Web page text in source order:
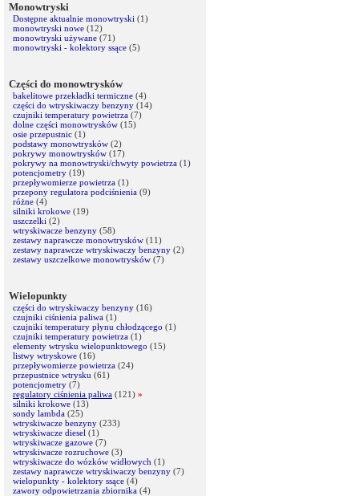
Monowtryski
Dostępne aktualnie monowtryski (1)
monowtryski nowe (12)
monowtryski używane (71)
monowtryski - kolektory ssące (5)
Części do monowtrysków
bakelitowe przekładki termiczne (4)
części do wtryskiwaczy benzyny (14)
czujniki temperatury powietrza (7)
dolne części monowtrysków (15)
osie przepustnic (1)
podstawy monowtrysków (2)
pokrywy monowtrysków (17)
pokrywy na monowtryski/chwyty powietrza (1)
potencjometry (19)
przepływomierze powietrza (1)
przepony regulatora podciśnienia (9)
różne (4)
silniki krokowe (19)
uszczelki (2)
wtryskiwacze benzyny (58)
zestawy naprawcze monowtrysków (11)
zestawy naprawcze wtryskiwaczy benzyny (2)
zestawy uszczelkowe monowtrysków (7)
Wielopunkty
części do wtryskiwaczy benzyny (16)
czujniki ciśnienia paliwa (1)
czujniki temperatury płynu chłodzącego (1)
czujniki temperatury powietrza (1)
elementy wtrysku wielopunktowego (15)
listwy wtryskowe (16)
przepływomierze powietrza (24)
przepustnice wtrysku (61)
potencjometry (7)
regulatory ciśnienia paliwa (121) »
silniki krokowe (13)
sondy lambda (25)
wtryskiwacze benzyny (233)
wtryskiwacze diesel (1)
wtryskiwacze gazowe (7)
wtryskiwacze rozruchowe (3)
wtryskiwacze do wózków widłowych (1)
zestawy naprawcze wtryskiwaczy benzyny (7)
wielopunkty - kolektory ssące (4)
zawory odpowietrzania zbiornika (4)